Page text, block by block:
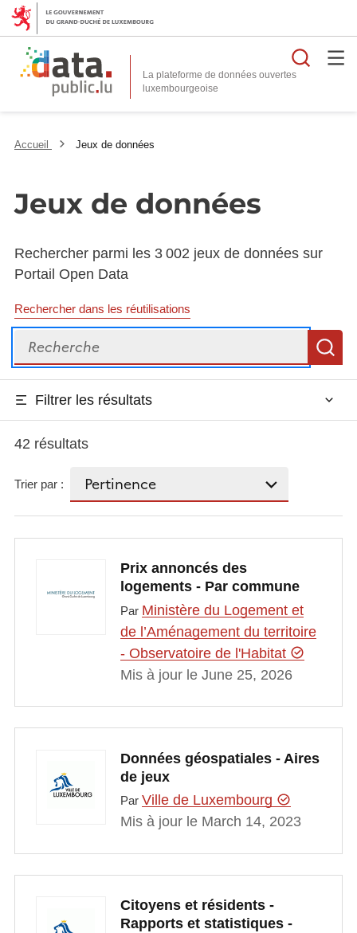
La plateforme de données ouvertes
Accueil Jeux de données
Jeux de données
Rechercher parmi les 3 002 jeux de données sur
Portail Open Data
Rechercher dans les réutilisations
Recherche
Filtrer les résultats
42 résultats
Trier par :
Prix annoncés des
logements - Par commune
Par Ministère du Logement et
de l’Aménagement du territoire
- Observatoire de l'Habitat
Mis à jour le June 25, 2026
Données géospatiales - Aires
de jeux
Par Ville de Luxembourg
Mis à jour le March 14, 2023
Citoyens et résidents -
Rapports et statistiques -